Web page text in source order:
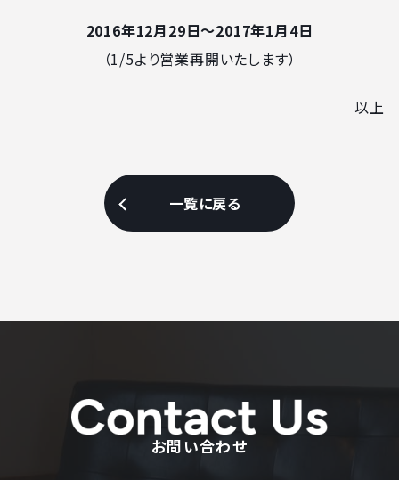
2016年12月29日〜2017年1月4日
（1/5より営業再開いたします）
以上
一覧に戻る
お問い合わせ